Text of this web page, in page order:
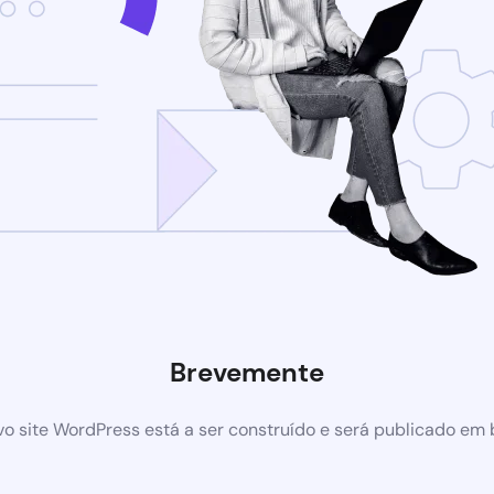
Brevemente
site WordPress está a ser construído e será publicado em